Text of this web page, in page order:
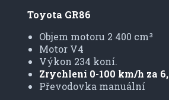
Toyota GR86
Objem motoru 2 400 cm³
Motor V4
Výkon 234 koní.
Zrychlení 0-100 km/h za
Převodovka manuální